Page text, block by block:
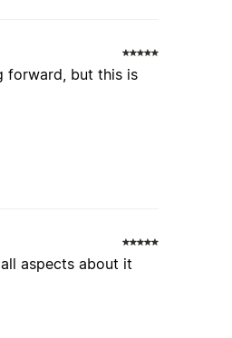
forward, but this is
aspects about it